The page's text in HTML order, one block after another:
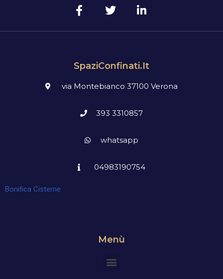
SpaziConfinati.it
via Montebianco 37100 Verona
393 3310857
whatsapp
04983190754
Bonifica Cisterne
Menù